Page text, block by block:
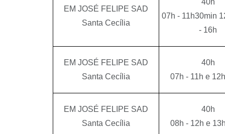
EM JOSÉ FELIPE SAD
Santa Cecília
40h
07h - 11h30min
- 16h
EM JOSÉ FELIPE SAD
Santa Cecília
40h
07h - 11h e
EM JOSÉ FELIPE SAD
Santa Cecília
40h
08h - 12h e